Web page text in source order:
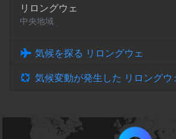
リロングウェ
中央地域
気候を探る リロングウェ
気候変動が発生した リロングウ